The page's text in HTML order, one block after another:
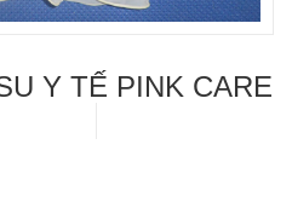
Y TẾ PINK CARE